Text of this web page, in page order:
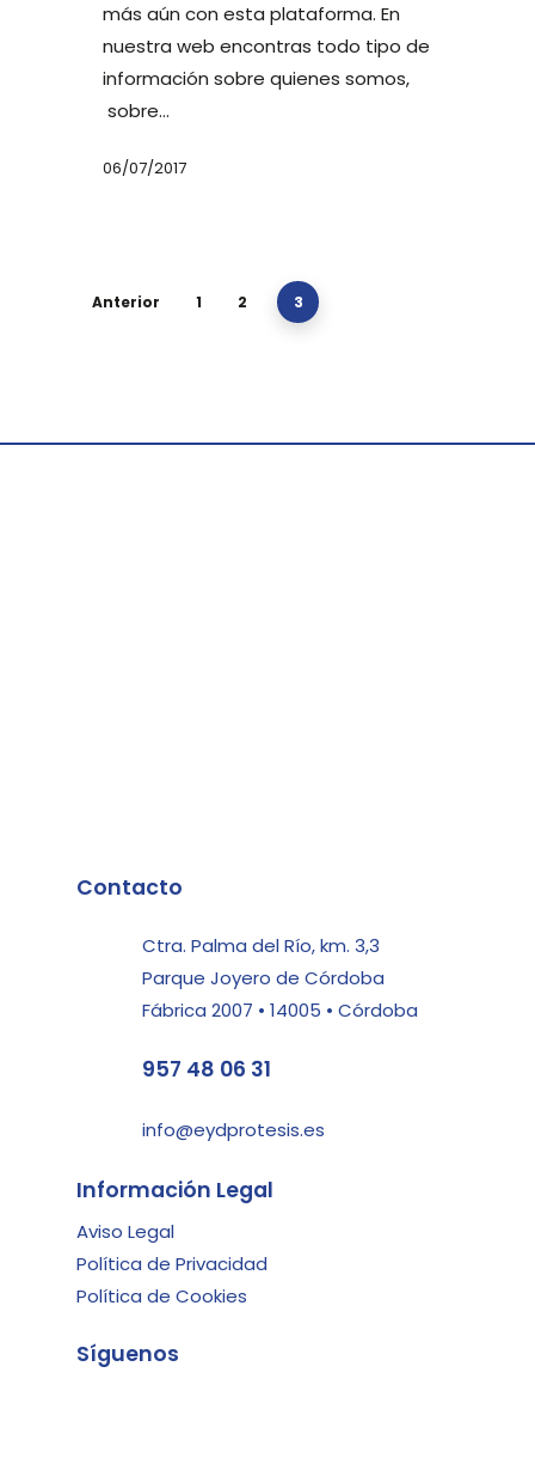
más aún con esta plataforma. En
nuestra web encontras todo tipo de
información sobre quienes somos,
sobre…
06/07/2017
Anterior 1 2 3
Contacto
Ctra. Palma del Río, km. 3,3
Parque Joyero de Córdoba
Fábrica 2007 • 14005 • Córdoba
957 48 06 31
info@eydprotesis.es
Información Legal
Aviso Legal
Política de Privacidad
Política de Cookies
Síguenos